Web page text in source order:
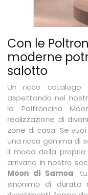
Con le
moderne
salotto
Un ricco catalogo
aspettando nel
la Poltroncina
realizzazione di
zone di casa. Se
una ricca gamma di
il mood della
arrivano in nostro
Moon di Samoa:
sinonimo di